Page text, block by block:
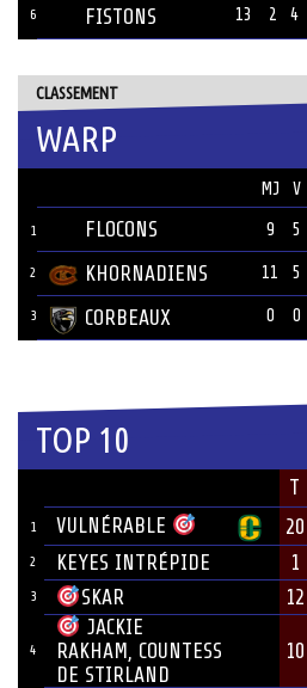
6 FISTONS 13 2 4
CLASSEMENT
WARP
MJ V
1 FLOCONS 9 5
2 KHORNADIENS 11 5
3 CORBEAUX 0 0
TOP 10
T
1 VULNÉRABLE 20
2 KEYES INTRÉPIDE 1
3 SKAR 12
4
JACKIE
RAKHAM, COUNTESS
DE STIRLAND
10